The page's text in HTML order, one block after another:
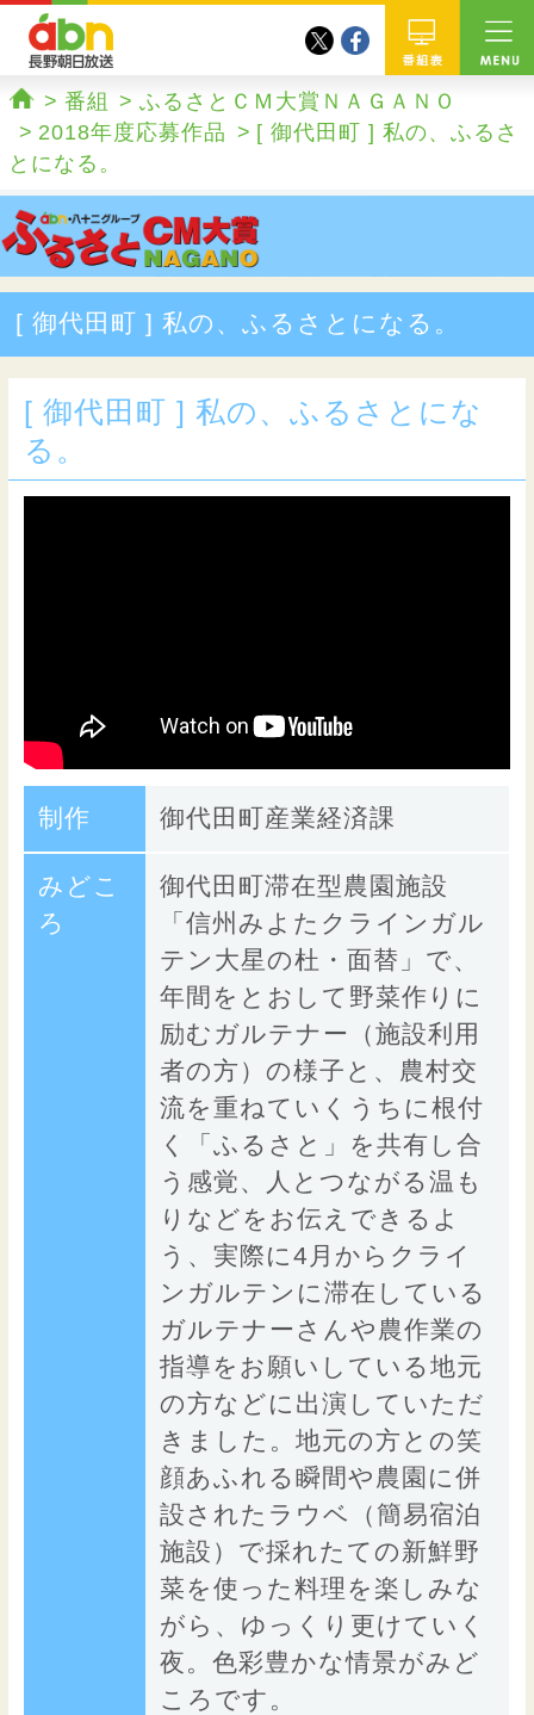
twitterfacebook
ホーム
番組
ふるさとＣＭ大賞ＮＡＧＡＮＯ
2018年度応募作品
[ 御代田町 ] 私の、ふるさ
とになる。
[ 御代田町 ] 私の、ふるさとになる。
[ 御代田町 ] 私の、ふるさとにな
る。
制作 御代田町産業経済課
みどこ
ろ
御代田町滞在型農園施設
「信州みよたクラインガル
テン大星の杜・面替」で、
年間をとおして野菜作りに
励むガルテナー（施設利用
者の方）の様子と、農村交
流を重ねていくうちに根付
く「ふるさと」を共有し合
う感覚、人とつながる温も
りなどをお伝えできるよ
う、実際に4月からクライ
ンガルテンに滞在している
ガルテナーさんや農作業の
指導をお願いしている地元
の方などに出演していただ
きました。地元の方との笑
顔あふれる瞬間や農園に併
設されたラウベ（簡易宿泊
施設）で採れたての新鮮野
菜を使った料理を楽しみな
がら、ゆっくり更けていく
夜。色彩豊かな情景がみど
ころです。